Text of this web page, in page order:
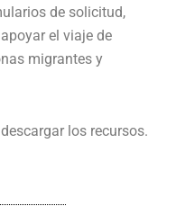
de solicitud,
el viaje de
migrantes y
los recursos.